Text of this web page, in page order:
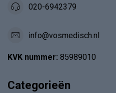
020-6942379
info@vosmedisch.nl
KVK nummer: 85989010
Categorieën